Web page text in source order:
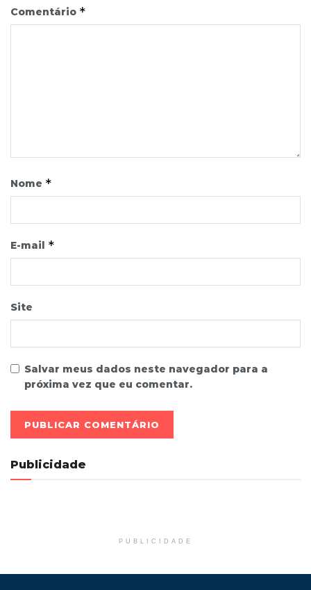
Comentário *
Nome *
E-mail *
Site
Salvar meus dados neste navegador para a
próxima vez que eu comentar.
Publicidade
PUBLICIDADE